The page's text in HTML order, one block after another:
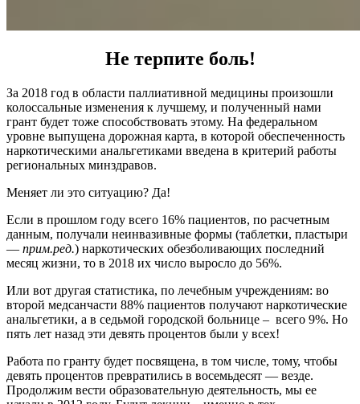
Не терпите боль!
За 2018 год в области паллиативной медицины произошли
колоссальные изменения к лучшему, и полученный нами
грант будет тоже способствовать этому. На федеральном
уровне выпущена дорожная карта, в которой обеспеченность
наркотическими анальгетиками введена в критерий работы
региональных минздравов.
Меняет ли это ситуацию? Да!
Если в прошлом году всего 16% пациентов, по расчетным
данным, получали неинвазивные формы (таблетки, пластыри
— прим.ред.) наркотических обезболивающих последний
месяц жизни, то в 2018 их число выросло до 56%.
Или вот другая статистика, по лечебным учреждениям: во
второй медсанчасти 88% пациентов получают наркотические
анальгетики, а в седьмой городской больнице – всего 9%. Но
пять лет назад эти девять процентов были у всех!
Работа по гранту будет посвящена, в том числе, тому, чтобы
девять процентов превратились в восемьдесят — везде.
Продолжим вести образовательную деятельность, мы ее